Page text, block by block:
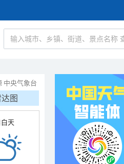
中央气象台
图
天